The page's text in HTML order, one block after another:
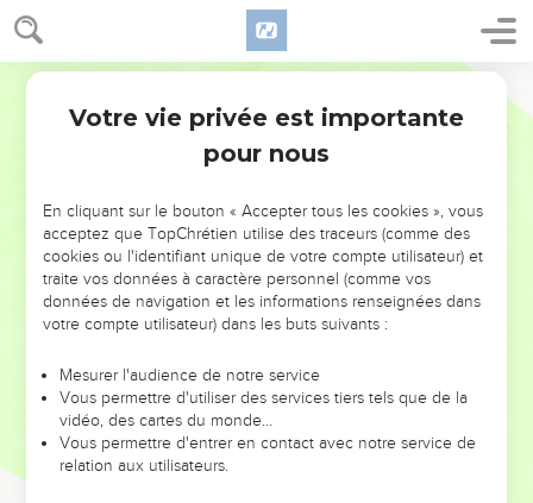
NE MANQUEZ PAS L’ÉVÉNEMENT
DE L’ANNÉE !
ET SI LEURS ERREURS POUVAIENT VOUS ÉVITER LES
VOTRES ?
leur foi ou leur vision. Mais on voit moins les doutes, les erreurs
et les saisons difficiles qu'ils ont traversés, alors même que ce
sont elles qui les ont façonnés.
Dans cette conférence, leaders, entrepreneurs, et responsables
Votre vie privée est importante
pour nous
En cliquant sur le bouton « Accepter tous les cookies », vous
acceptez que TopChrétien utilise des traceurs (comme des
cookies ou l'identifiant unique de votre compte utilisateur) et
traite vos données à caractère personnel (comme vos
données de navigation et les informations renseignées dans
votre compte utilisateur) dans les buts suivants :
Mesurer l'audience de notre service
Vous permettre d'utiliser des services tiers tels que de la
vidéo, des cartes du monde…
Vous permettre d'entrer en contact avec notre service de
relation aux utilisateurs.